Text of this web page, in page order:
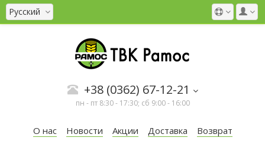
Русский
+38 (0362) 67-12-21
пн - пт 8:30 - 17:30; сб 9:00 - 16:00
О нас Новости Акции Доставка
Возврат